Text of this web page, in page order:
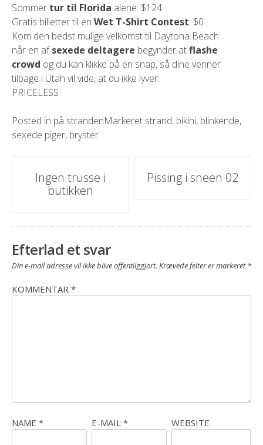
Sommer tur til Florida alene: $124
Gratis billetter til en Wet T-Shirt Contest: $0
Kom den bedst mulige velkomst til Daytona Beach
når en afsexede deltagere begynder atflashe
crowd og du kan klikke på en snap, så dine venner
tilbage i Utah vil vide, at du ikke lyver:
PRICELESS
Posted in på strandenMarkeret strand, bikini, blinkende,
sexede piger, bryster
Indlæg
navigation
Ingen trusse i
butikken
Pissing i sneen 02
Efterlad et svar
Din e-mail adresse vil ikke blive offentliggjort. Krævede felter er markeret*
KOMMENTAR *
NAME * E-MAIL * WEBSITE